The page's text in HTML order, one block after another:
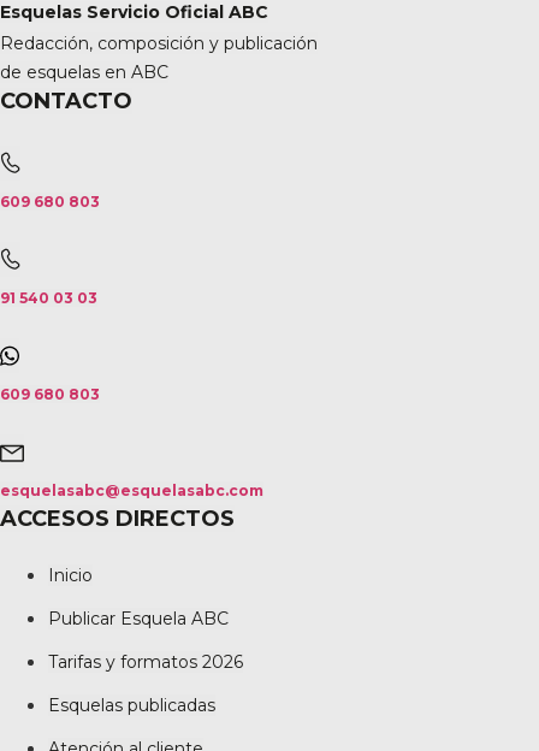
Esquelas Servicio Oficial ABC
Redacción, composición y publicación
de esquelas en ABC
CONTACTO
609 680 803
91 540 03 03
609 680 803
esquelasabc@esquelasabc.com
ACCESOS DIRECTOS
Inicio
Publicar Esquela ABC
Tarifas y formatos 2026
Esquelas publicadas